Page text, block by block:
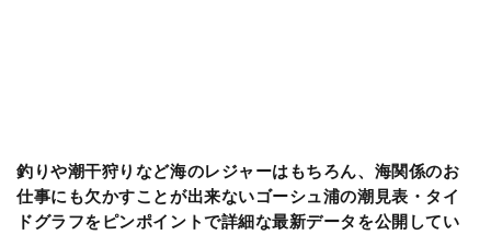
釣りや潮干狩りなど海のレジャーはもちろん、海関係のお
仕事にも欠かすことが出来ないゴーシュ浦の潮見表・タイ
ドグラフをピンポイントで詳細な最新データを公開してい